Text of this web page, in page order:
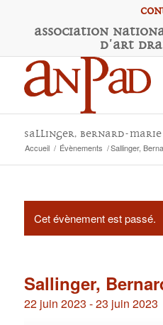
Association N
d'Art D
Sallinger, Bernard-Marie
Accueil / Évènements /Sallinger,
Cet évènement est passé.
Sallinger,
22 juin 2023 -23 juin 2023